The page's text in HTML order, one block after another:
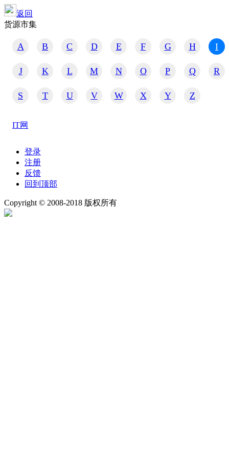
返回
货源市集
A B C D E F G H I
J K L M N O P Q R
S T U V W X Y Z
IT网
登录
注册
反馈
回到顶部
Copyright © 2008-2018 版权所有